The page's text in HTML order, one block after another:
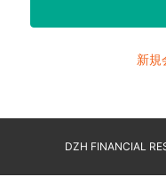
新規
DZH FINANCIAL